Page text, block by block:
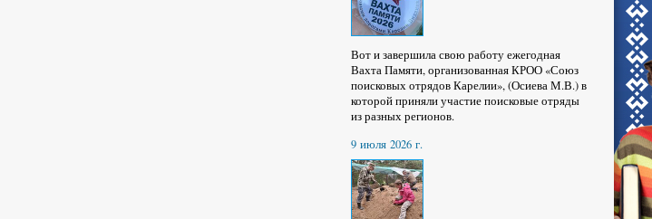
Вот и завершила свою работу ежегодная
Вахта Памяти, организованная КРОО «Союз
поисковых отрядов Карелии», (Осиева М.В.) в
которой приняли участие поисковые отряды
из разных регионов.
9 июля 2026 г.